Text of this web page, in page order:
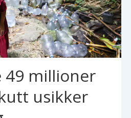
49 millioner
usikker